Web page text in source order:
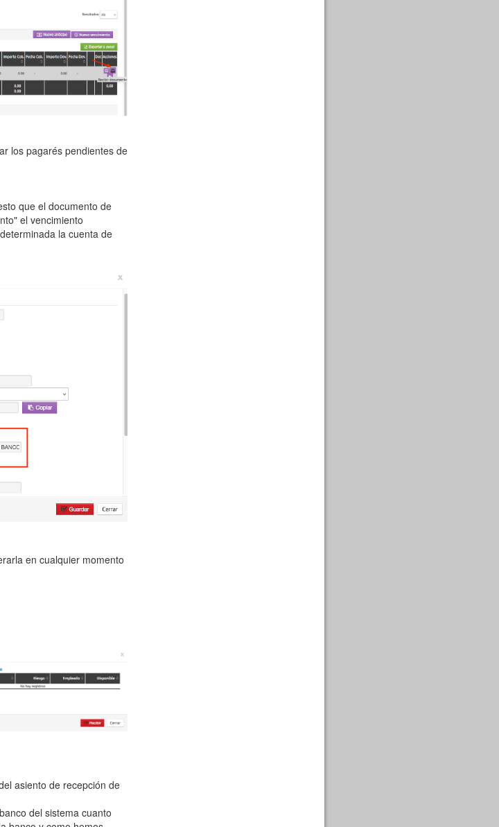
los pagarés pendientes de
que el documento de
el vencimiento
la cuenta de
en cualquier momento
asiento de recepción de
del sistema cuanto